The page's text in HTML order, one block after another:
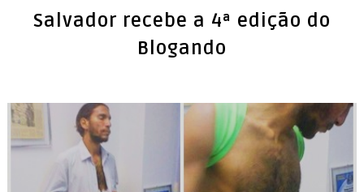
Salvador recebe a 4ª edição do
Blogando